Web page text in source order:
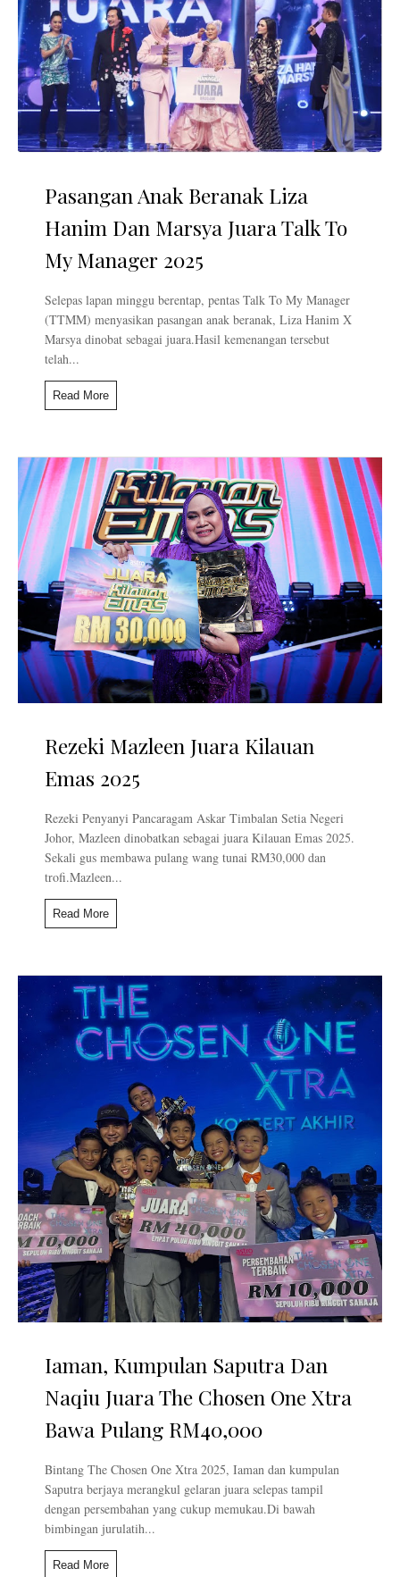
Pasangan Anak Beranak Liza
Hanim Dan Marsya Juara Talk To
My Manager 2025
Selepas lapan minggu berentap, pentas Talk To My Manager
(TTMM) menyasikan pasangan anak beranak, Liza Hanim X
Marsya dinobat sebagai juara.Hasil kemenangan tersebut
telah...
Read More
Rezeki Mazleen Juara Kilauan
Emas 2025
Rezeki Penyanyi Pancaragam Askar Timbalan Setia Negeri
Johor, Mazleen dinobatkan sebagai juara Kilauan Emas 2025.
Sekali gus membawa pulang wang tunai RM30,000 dan
trofi.Mazleen...
Read More
Iaman, Kumpulan Saputra Dan
Naqiu Juara The Chosen One Xtra
Bawa Pulang RM40,000
Bintang The Chosen One Xtra 2025, Iaman dan kumpulan
Saputra berjaya merangkul gelaran juara selepas tampil
dengan persembahan yang cukup memukau.Di bawah
bimbingan jurulatih...
Read More